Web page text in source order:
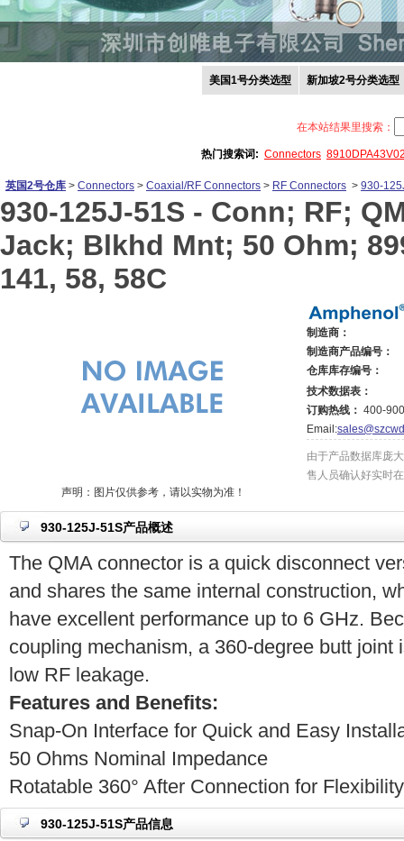
美国1号分类选型 新加坡2号分类选型
在本站结果里搜索：
热门搜索词: Connectors
英国2号仓库 > Connectors > Coaxial/RF Connectors > RF Connectors > 930-
930-125J-51S - Conn; RF;
Jack; Blkhd Mnt; 50 Ohm;
141, 58, 58C
声明：图片仅供参考，请以实物为准！
制造商：
制造商产品编号：
仓库库存编号：
技术数据表：
订购热线： 400-
Email:
由于产品数据库庞
售人员确认好实时
930-125J-51S产品概述
The QMA connector is a quick disconnect
and shares the same internal construction,
have excellent performance up to 6 GHz.
coupling mechanism, a 360-degree butt joint
low RF leakage.
Features and Benefits:
Snap-On Interface for Quick and Easy
50 Ohms Nominal Impedance
Rotatable 360° After Connection for
930-125J-51S产品信息